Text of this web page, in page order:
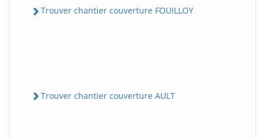
Trouver chantier couverture FOUILLOY
Trouver chantier couverture AULT